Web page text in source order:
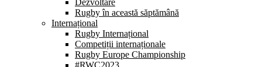
Dezvoltare
Rugby în această săptămână
Internațional
Rugby Internațional
Competiții internaționale
Rugby Europe Championship
#RWC2023